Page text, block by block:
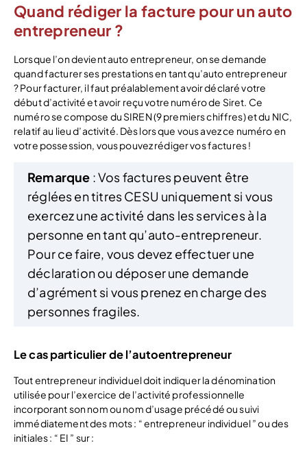
Quand rédiger la facture pour un auto
entrepreneur ?
Lorsque l’on devient auto entrepreneur, on se demande
quand facturer ses prestations en tant qu’auto entrepreneur
? Pour facturer, il faut préalablement avoir déclaré votre
début d’activité et avoir reçu votre numéro de Siret. Ce
numéro se compose du SIREN (9 premiers chiffres) et du NIC,
relatif au lieu d’activité. Dès lors que vous avez ce numéro en
votre possession, vous pouvez rédiger vos factures !
Remarque : Vos factures peuvent être
réglées en titres CESU uniquement si vous
exercez une activité dans les services à la
personne en tant qu’auto-entrepreneur.
Pour ce faire, vous devez effectuer une
déclaration ou déposer une demande
d’agrément si vous prenez en charge des
personnes fragiles.
Le cas particulier de l’autoentrepreneur
Tout entrepreneur individuel doit indiquer la dénomination
utilisée pour l’exercice de l’activité professionnelle
incorporant son nom ou nom d’usage précédé ou suivi
immédiatement des mots : “ entrepreneur individuel ” ou des
initiales : “ EI ” sur :